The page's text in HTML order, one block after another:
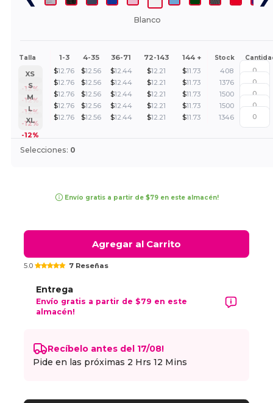
Blanco
Talla 1-3 4-35 36-71 72-143 144 + Stock
XS
-12%
$12.76 $12.56 $12.44 $12.21 $11.73
408
S
-12%
$12.76 $12.56 $12.44 $12.21 $11.73
1376
M
-12%
$12.76 $12.56 $12.44 $12.21 $11.73
1500
L
-12%
$12.76 $12.56 $12.44 $12.21 $11.73
1500
XL
-12%
$12.76 $12.56 $12.44 $12.21 $11.73 1346
Selecciones: 0
Envío gratis a partir de $79 en este almacén!
Agregar al Carrito
5.0 7 Reseñas
Entrega
Envío gratis a partir de $79 en este
almacén!
Recíbelo antes del 17/08!
Pide en las próximas 2 Hrs 12 Mins